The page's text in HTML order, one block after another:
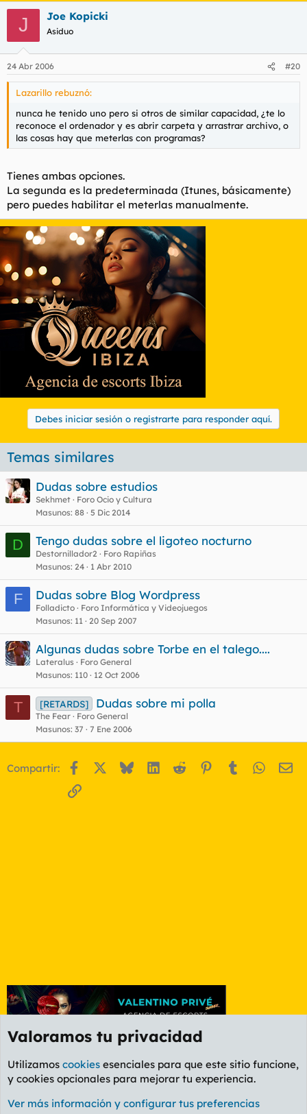
J Joe Kopicki
Asiduo
24 Abr 2006 #20
Lazarillo rebuznó:
nunca he tenido uno pero si otros de similar capacidad, ¿te lo
reconoce el ordenador y es abrir carpeta y arrastrar archivo, o
las cosas hay que meterlas con programas?
Tienes ambas opciones.
La segunda es la predeterminada (Itunes, básicamente)
pero puedes habilitar el meterlas manualmente.
Debes iniciar sesión o registrarte para responder aquí.
Temas similares
Dudas sobre estudios
Sekhmet
Foro Ocio y Cultura
Masunos 88 5 Dic 2014
D Tengo dudas sobre el ligoteo nocturno
Destornillador2
Foro Rapiñas
Masunos 24 1 Abr 2010
F Dudas sobre Blog Wordpress
Folladicto
Foro Informática y Videojuegos
Masunos 11 20 Sep 2007
Algunas dudas sobre Torbe en el talego....
Lateralus
Foro General
Masunos 110 12 Oct 2006
T [RETARDS] Dudas sobre mi polla
The Fear
Foro General
Masunos 37 7 Ene 2006
Compartir: Facebook BlueskyLinkedIn
Reddit Pinterest
Tumblr
Enlace
Foro Informática y Videojuegos
Cookies PL OLDSTYLE AMARILLO
Valoramos tu privacidad
Utilizamos cookies esenciales para que este sitio funcione,
y cookies opcionales para mejorar tu experiencia.
Ver más información y configurar tus preferencias